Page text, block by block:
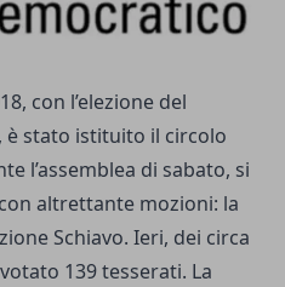
con l’elezione del
stato istituito il circolo
l’assemblea di sabato, si
altrettante mozioni: la
Schiavo. Ieri, dei circa
139 tesserati. La